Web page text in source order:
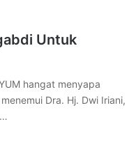
Untuk
hangat menyapa
Dra. Hj. Dwi Iriani,